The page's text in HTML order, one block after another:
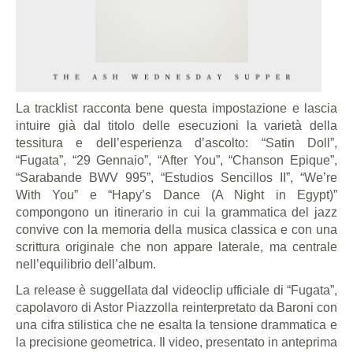
La tracklist racconta bene questa impostazione e lascia
intuire già dal titolo delle esecuzioni la varietà della
tessitura e dell’esperienza d’ascolto: “Satin Doll”,
“Fugata”, “29 Gennaio”, “After You”, “Chanson Epique”,
“Sarabande BWV 995”, “Estudios Sencillos II”, “We’re
With You” e “Hapy’s Dance (A Night in Egypt)”
compongono un itinerario in cui la grammatica del jazz
convive con la memoria della musica classica e con una
scrittura originale che non appare laterale, ma centrale
nell’equilibrio dell’album.
La release è suggellata dal videoclip ufficiale di “Fugata”,
capolavoro di Astor Piazzolla reinterpretato da Baroni con
una cifra stilistica che ne esalta la tensione drammatica e
la precisione geometrica. Il video, presentato in anteprima